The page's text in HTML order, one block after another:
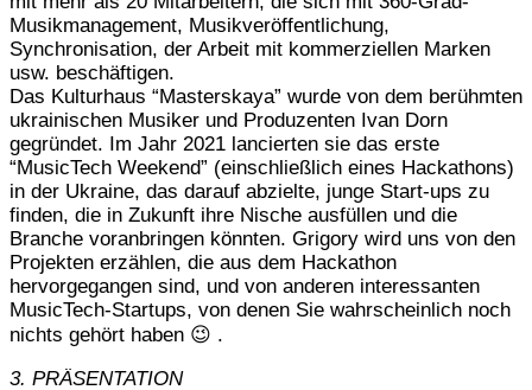
Musikmanagement, Musikveröffentlichung,
Synchronisation, der Arbeit mit kommerziellen Marken
usw. beschäftigen.
Das Kulturhaus “Masterskaya” wurde von dem berühmten
ukrainischen Musiker und Produzenten Ivan Dorn
gegründet. Im Jahr 2021 lancierten sie das erste
“MusicTech Weekend” (einschließlich eines Hackathons)
in der Ukraine, das darauf abzielte, junge Start-ups zu
finden, die in Zukunft ihre Nische ausfüllen und die
Branche voranbringen könnten. Grigory wird uns von den
Projekten erzählen, die aus dem Hackathon
hervorgegangen sind, und von anderen interessanten
MusicTech-Startups, von denen Sie wahrscheinlich noch
nichts gehört haben 😉 .
3. PRÄSENTATION